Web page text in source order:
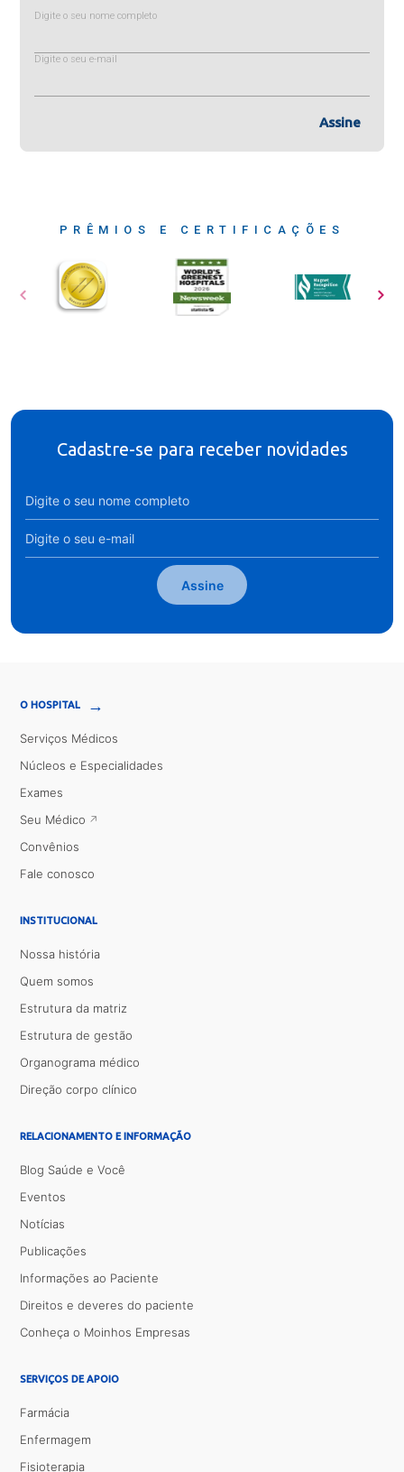
Digite o seu nome completo
Digite o seu e-mail
Assine
PRÊMIOS E CERTIFICAÇÕES
Cadastre-se para receber novidades
Assine
O HOSPITAL →
Serviços Médicos
Núcleos e Especialidades
Exames
Seu Médico
Convênios
Fale conosco
INSTITUCIONAL
Nossa história
Quem somos
Estrutura da matriz
Estrutura de gestão
Organograma médico
Direção corpo clínico
RELACIONAMENTO E INFORMAÇÃO
Blog Saúde e Você
Eventos
Notícias
Publicações
Informações ao Paciente
Direitos e deveres do paciente
Conheça o Moinhos Empresas
SERVIÇOS DE APOIO
Farmácia
Enfermagem
Fisioterapia